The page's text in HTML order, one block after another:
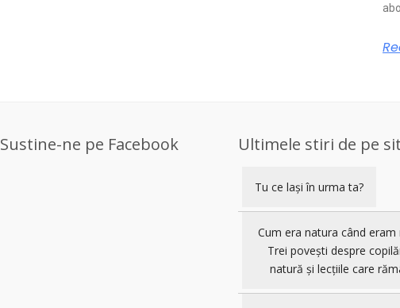
Sustine-ne pe Facebook Ultimele stiri de pe
Tu ce lași în urma ta?
Cum era natura când eram
Trei povești despre
natură și lecțiile care